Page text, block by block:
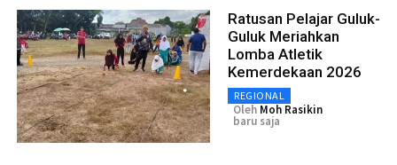
Ratusan Pelajar Guluk-
Guluk Meriahkan
Lomba Atletik
Kemerdekaan 2026
REGIONAL
Oleh Moh Rasikin
baru saja